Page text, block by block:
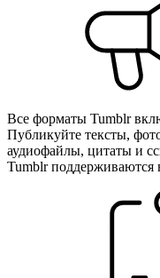
Все форматы Tumblr
Публикуйте тексты,
аудиофайлы, цитаты и
Tumblr поддерживаются